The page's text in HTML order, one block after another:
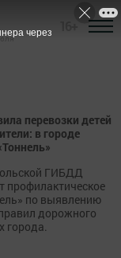
перевозки детей
в городе
ГИБДД
профилактическое
по выявлению
дорожного
города.
через